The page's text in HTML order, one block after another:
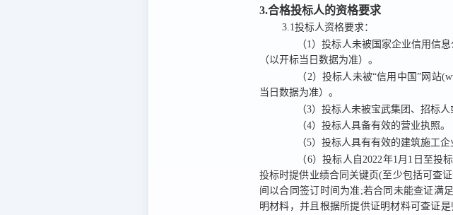
3.合格投标人的资格要求
3.1投标人资格要求：
（1）投标人未被国家企业信用信
（以开标当日数据为准）。
（2）投标人未被“信用中国”网站
当日数据为准）。
（3）投标人未被宝武集团、招标
（4）投标人具备有效的营业执照。
（5）投标人具有有效的建筑施工企
（6）投标人自2022年1月1日至投
投标时提供业绩合同关键页(至少包括可查
间以合同签订时间为准;若合同未能查证满
明材料，并且根据所提供证明材料可查证